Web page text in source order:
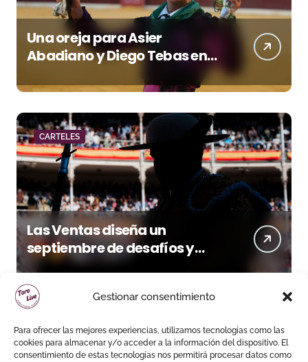
Gestionar consentimiento
Para ofrecer las mejores experiencias, utilizamos tecnologías como las
cookies para almacenar y/o acceder a la información del dispositivo. El
consentimiento de estas tecnologías nos permitirá procesar datos como
Una oreja para Asier
Abadiano y Diego Tebas en
una apertura de la Albahaca
marcada por el buen juego
de Los Maños
CARTELES
Las Ventas diseña un
septiembre de desafíos y
variedad ganadera